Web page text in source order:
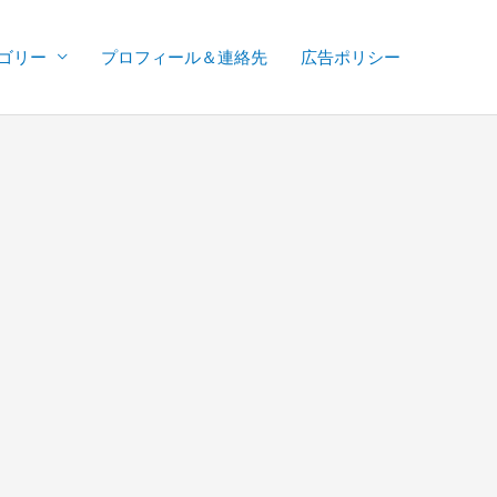
リー プロフィール＆連絡先 広告ポリシー